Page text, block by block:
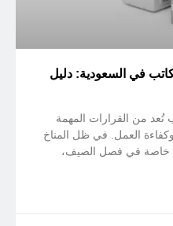
في السعودية: دليل
تُعد من القرارات المهمة
العمل. في ظل المناخ
خاصة في فصل الصيف،